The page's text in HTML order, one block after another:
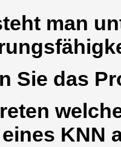
man
Sie das
KNN